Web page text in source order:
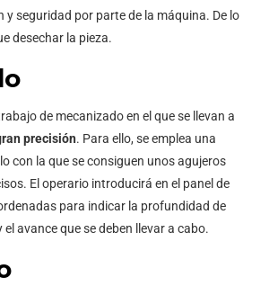
y seguridad por parte de la máquina. De lo
desechar la pieza.
de mecanizado en el que se llevan a
precisión. Para ello, se emplea una
con la que se consiguen unos agujeros
El operario introducirá en el panel de
para indicar la profundidad de
avance que se deben llevar a cabo.